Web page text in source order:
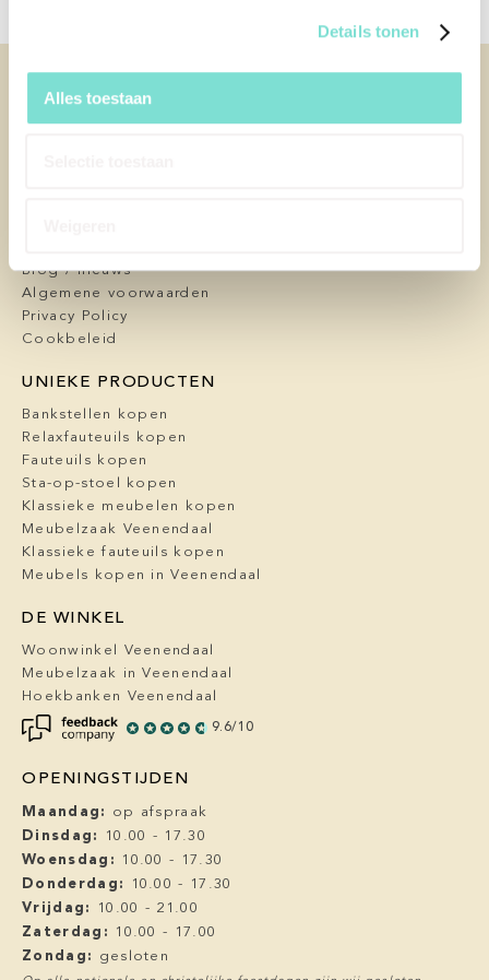
Details tonen
Alles toestaan
KLANTENSERVICE
Contact
Blog / nieuws
Algemene voorwaarden
Privacy Policy
Cookbeleid
UNIEKE PRODUCTEN
Bankstellen kopen
Relaxfauteuils kopen
Fauteuils kopen
Sta-op-stoel kopen
Klassieke meubelen kopen
Meubelzaak Veenendaal
Klassieke fauteuils kopen
Meubels kopen in Veenendaal
DE WINKEL
Woonwinkel Veenendaal
Meubelzaak in Veenendaal
Hoekbanken Veenendaal
9.6/10
OPENINGSTIJDEN
Maandag: op afspraak
Dinsdag: 10.00 - 17.30
Woensdag: 10.00 - 17.30
Donderdag: 10.00 - 17.30
Vrijdag: 10.00 - 21.00
Zaterdag: 10.00 - 17.00
Zondag: gesloten